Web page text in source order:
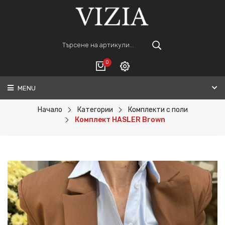
0
ВАШАТА КОЛИЧКА Е ПРАЗНА.
ПОРЪЧАЙ
Регистрация
MENU
Начало Категории
Комплекти с поли
Комплект HASLER Brown